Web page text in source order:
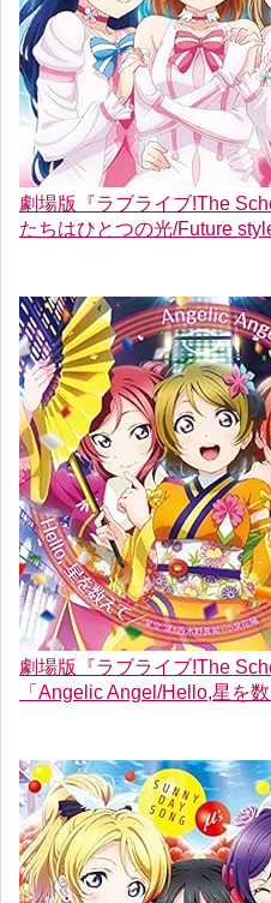
劇場版『ラブライブ!The
たちはひとつの光/Future
劇場版『ラブライブ!The
「Angelic Angel/Hello,星を数